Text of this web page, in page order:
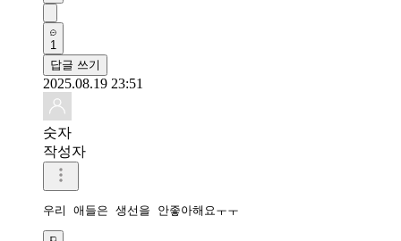
1
답글 쓰기
2025.08.19 23:51
숫자
작성자
우리 애들은 생선을 안좋아해요ㅜㅜ